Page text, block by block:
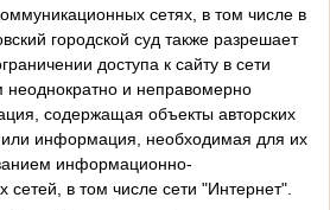
сетях, в том числе в
городской суд также разрешает
доступа к сайту в сети
неоднократно и неправомерно
содержащая объекты авторских
информация, необходимая для их
информационно-
в том числе сети "Интернет".